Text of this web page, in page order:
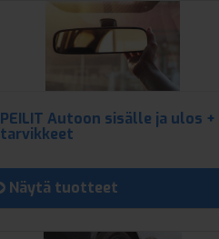
PEILIT Autoon sisälle ja ulos +
tarvikkeet
Näytä tuotteet